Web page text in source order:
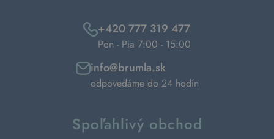
+420 777 319 477
Pon - Pia 7:00 - 15:00
info@brumla.sk
odpovedáme do 24 hodín
Spoľahlivý obchod